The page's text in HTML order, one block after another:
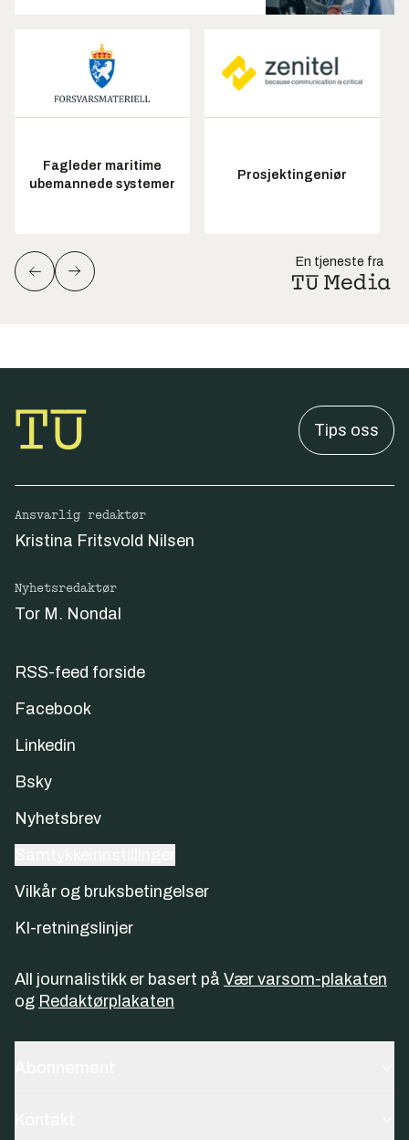
Fagleder maritime
ubemannede systemer
Prosjektingeniør
En tjeneste fra
Tips oss
Ansvarlig redaktør
Kristina Fritsvold Nilsen
Nyhetsredaktør
Tor M. Nondal
RSS-feed forside
Facebook
Linkedin
Bsky
Nyhetsbrev
Vilkår og bruksbetingelser
KI-retningslinjer
All journalistikk er basert på Vær varsom-plakaten
og Redaktørplakaten